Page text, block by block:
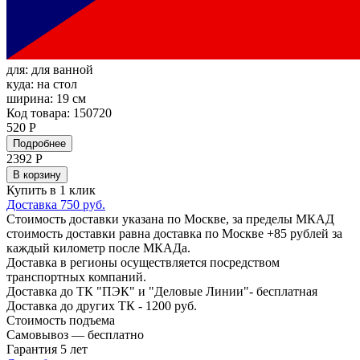
для: для ванной
куда: на стол
ширина: 19 см
Код товара: 150720
520 Р
Подробнее
2392 Р
В корзину
Купить в 1 клик
Доставка 750 руб.
Стоимость доставки указана по Москве, за пределы МКАД
стоимость доставки равна доставка по Москве +85 рублей за
каждый километр после МКАДа.
Доставка в регионы осуществляется посредством
транспортных компаний.
Доставка до ТК "ПЭК" и "Деловые Линии"- бесплатная
Доставка до других ТК - 1200 руб.
Стоимость подъема
Самовывоз — бесплатно
Гарантия 5 лет